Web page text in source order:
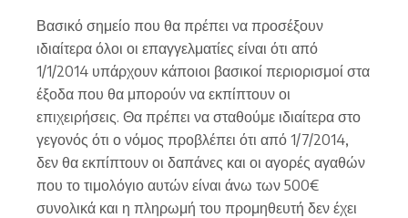
Βασικό σημείο που θα πρέπει να προσέξουν
ιδιαίτερα όλοι οι επαγγελματίες είναι ότι από
1/1/2014 υπάρχουν κάποιοι βασικοί περιορισμοί στα
έξοδα που θα μπορούν να εκπίπτουν οι
επιχειρήσεις. Θα πρέπει να σταθούμε ιδιαίτερα στο
γεγονός ότι ο νόμος προβλέπει ότι από 1/7/2014,
δεν θα εκπίπτουν οι δαπάνες και οι αγορές αγαθών
που το τιμολόγιο αυτών είναι άνω των 500€
συνολικά και η πληρωμή του προμηθευτή δεν έχει